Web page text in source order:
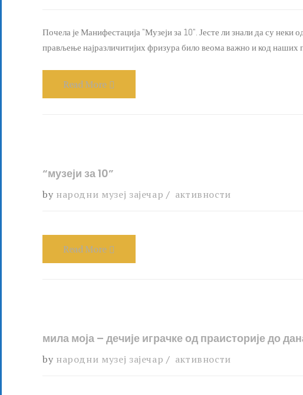
Почела је Манифестација "Музеји за 10". Јесте ли знали да су
прављење најразличитијих фризура било веома важно и код
Read More
“музеји за 10”
by народни музеј зајечар активности
Read More
мила моја – дечије играчке од праисторије до
by народни музеј зајечар активности